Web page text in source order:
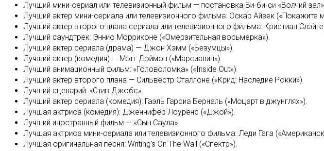
Лучший мини-сериал или телевизионный фильм — постановка Би-би-си «Волчий
Лучший актер мини-сериала или телевизионного фильма: Оскар Айзек («Покажите
Лучший актер второго плана сериала или телевизионного фильма: Кристиан
Лучший саундтрек: Эннио Морриконе («Омерзительная восьмерка»).
Лучший актер сериала (драма) — Джон Хэмм («Безумцы»).
Лучший актер (комедия) — Мэтт Дэймон («Марсианин»).
Лучший анимационный фильм: «Головоломка» («Inside Out»).
Лучший актер второго плана — Сильвестр Сталлоне («Крид: Наследие Рокки»).
Лучший сценарий: «Стив Джобс».
Лучший актер сериала (комедия): Гаэль Гарсиа Берналь («Моцарт в джунглях»).
Лучшая актриса (комедия): Дженнифер Лоуренс («Джой»).
Лучший иностранный фильм — «Сын Саула».
Лучшая актриса мини-сериала или телевизионного фильма: Леди Гага
Лучшая оригинальная песня: Writing’s On The Wall («Спектр»).